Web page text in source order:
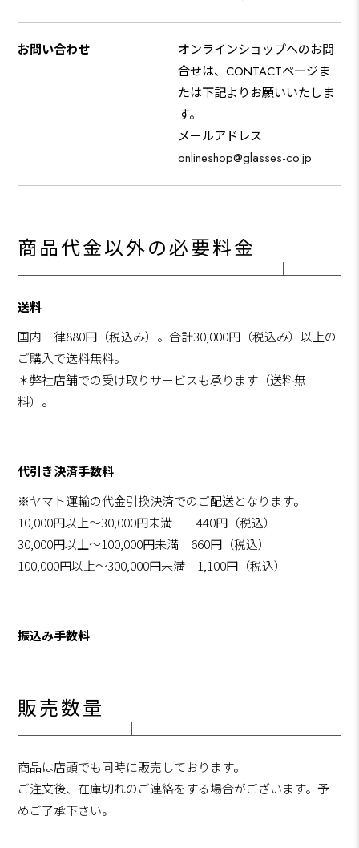
お問い合わせ
オンラインショップへのお問
合せは、CONTACTページま
たは下記よりお願いいたしま
す。
メールアドレス
onlineshop@glasses-co.jp
商品代金以外の必要料金
送料
国内一律880円（税込み）。合計30,000円（税込み）以上の
ご購入で送料無料。
＊弊社店舗での受け取りサービスも承ります（送料無
料）。
代引き決済手数料
※ヤマト運輸の代金引換決済でのご配送となります。
10,000円以上～30,000円未満 440円（税込）
30,000円以上～100,000円未満 660円（税込）
100,000円以上～300,000円未満 1,100円（税込）
振込み手数料
販売数量
商品は店頭でも同時に販売しております。
ご注文後、在庫切れのご連絡をする場合がございます。予
めご了承下さい。